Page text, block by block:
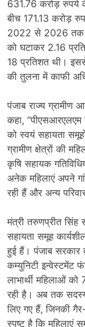
631.76 करोड़ रुपये
बीच 171.13 करोड़
2022 से 2026 तक
को घटाकर 2.16
18 प्रतिशत थी। इससे
की तुलना में काफी
पंजाब राज्य ग्रामीण
कहा, “पीएसआरएलएम
को स्वयं सहायता
ग्रामीण क्षेत्रों की
कृषि सहायक
अनेक महिलाएं अपने
रही हैं और अन्य
मंत्री तरुणप्रीत
सहायता समूह
हुई हैं। पंजाब सरकार
कम्युनिटी
लाभार्थी महिलाओं
रही है। अब तक
लिए गए हैं, जिनकी
स्पष्ट है कि महिलाएं